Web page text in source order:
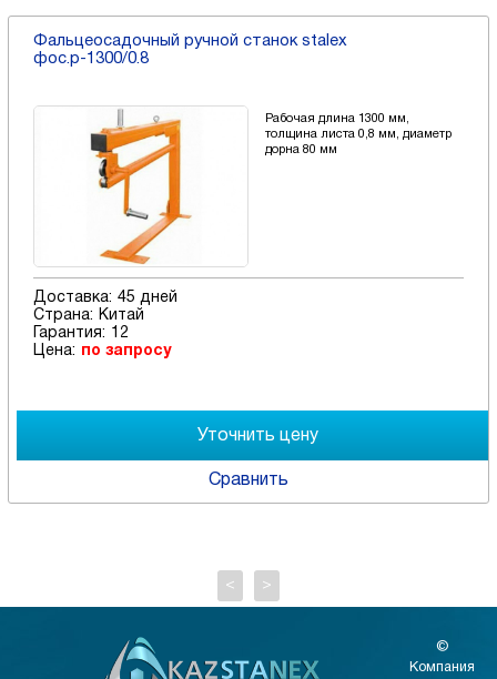
Фальцеосадочный ручной станок stalex
фос.р-1300/0.8
Рабочая длина 1300 мм,
толщина листа 0,8 мм, диаметр
дорна 80 мм
Доставка: 45 дней
Страна:
Китай
Гарантия:
12
Цена:
по запросу
Сравнить
< >
©
Компания